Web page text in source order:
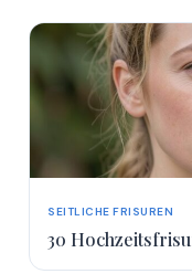
SEITLICHE FRISUREN
30